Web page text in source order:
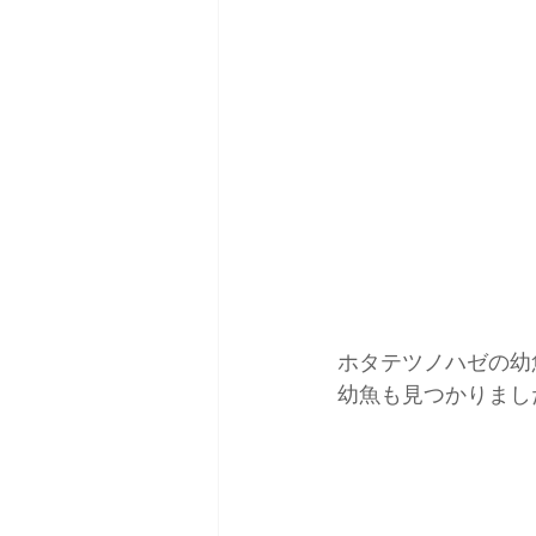
ホタテツノハゼの幼
幼魚も見つかりまし